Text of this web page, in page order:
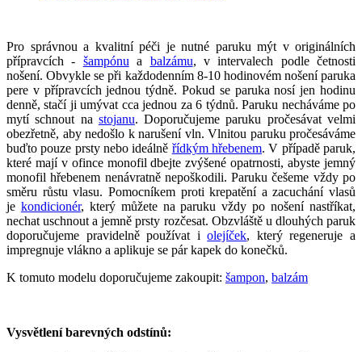
Pro správnou a kvalitní péči je nutné paruku mýt v originálních
přípravcích - šampónu a balzámu, v intervalech podle četnosti
nošení. Obvykle se při každodenním 8-10 hodinovém nošení paruka
pere v přípravcích jednou týdně. Pokud se paruka nosí jen hodinu
denně, stačí ji umývat cca jednou za 6 týdnů. Paruku necháváme po
mytí schnout na stojanu. Doporučujeme paruku pročesávat velmi
obezřetně, aby nedošlo k narušení vln. Vlnitou paruku pročesáváme
buďto pouze prsty nebo ideálně řídkým hřebenem. V případě paruk,
které mají v ofince monofil dbejte zvýšené opatrnosti, abyste jemný
monofil hřebenem nenávratně nepoškodili. Paruku češeme vždy po
směru růstu vlasu. Pomocníkem proti krepatění a zacuchání vlasů
je kondicionér, který můžete na paruku vždy po nošení nastříkat,
nechat uschnout a jemně prsty rozčesat. Obzvláště u dlouhých paruk
doporučujeme pravidelně používat iolejíček, který regeneruje a
impregnuje vlákno a aplikuje se pár kapek do konečků.
K tomuto modelu doporučujeme zakoupit: šampon, balzám
Vysvětlení barevných odstínů: